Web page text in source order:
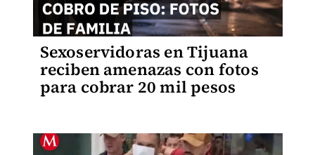
Sexoservidoras en Tijuana
reciben amenazas con fotos
para cobrar 20 mil pesos